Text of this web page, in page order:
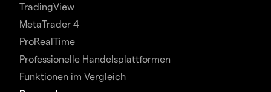
TradingView
MetaTrader 4
ProRealTime
Professionelle Handelsplattformen
Funktionen im Vergleich